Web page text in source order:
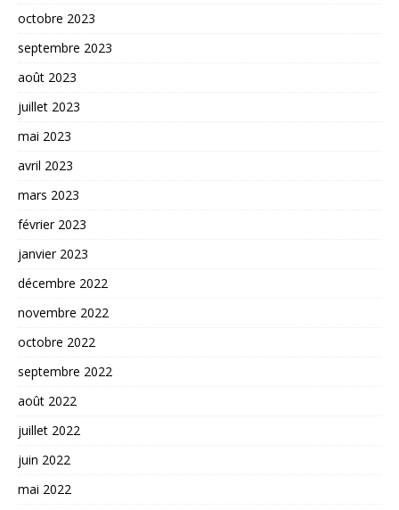
octobre 2023
septembre 2023
août 2023
juillet 2023
mai 2023
avril 2023
mars 2023
février 2023
janvier 2023
décembre 2022
novembre 2022
octobre 2022
septembre 2022
août 2022
juillet 2022
juin 2022
mai 2022